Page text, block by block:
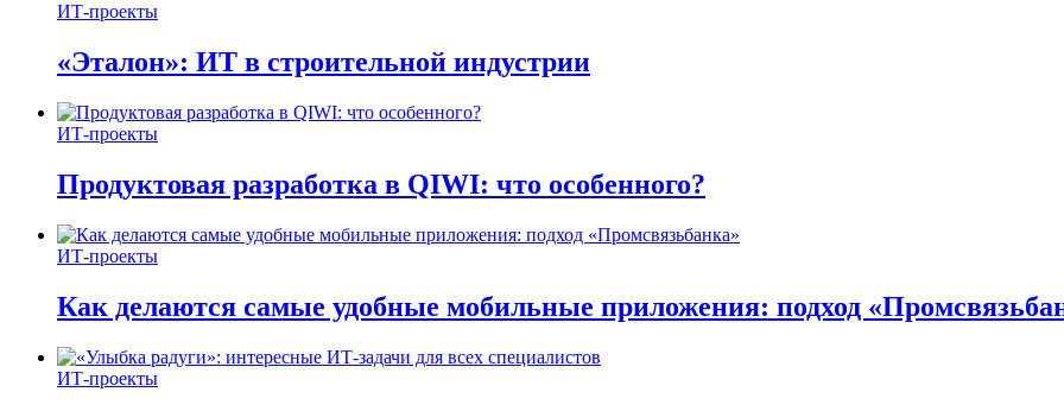
ИТ-проекты
«Эталон»: ИТ в строительной индустрии
ИТ-проекты
Продуктовая разработка в QIWI: что особенного?
ИТ-проекты
Как делаются самые удобные мобильные приложения: подход
ИТ-проекты